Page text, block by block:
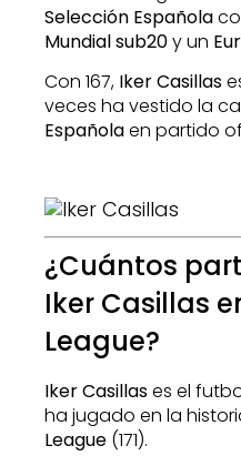
Selección Española
Mundial sub20y un
Con 167, Iker Casillas
veces ha vestido la
Españolaen partido
¿Cuántos
Iker Casillas
League?
Iker Casillases el
ha jugado en la
League (171).